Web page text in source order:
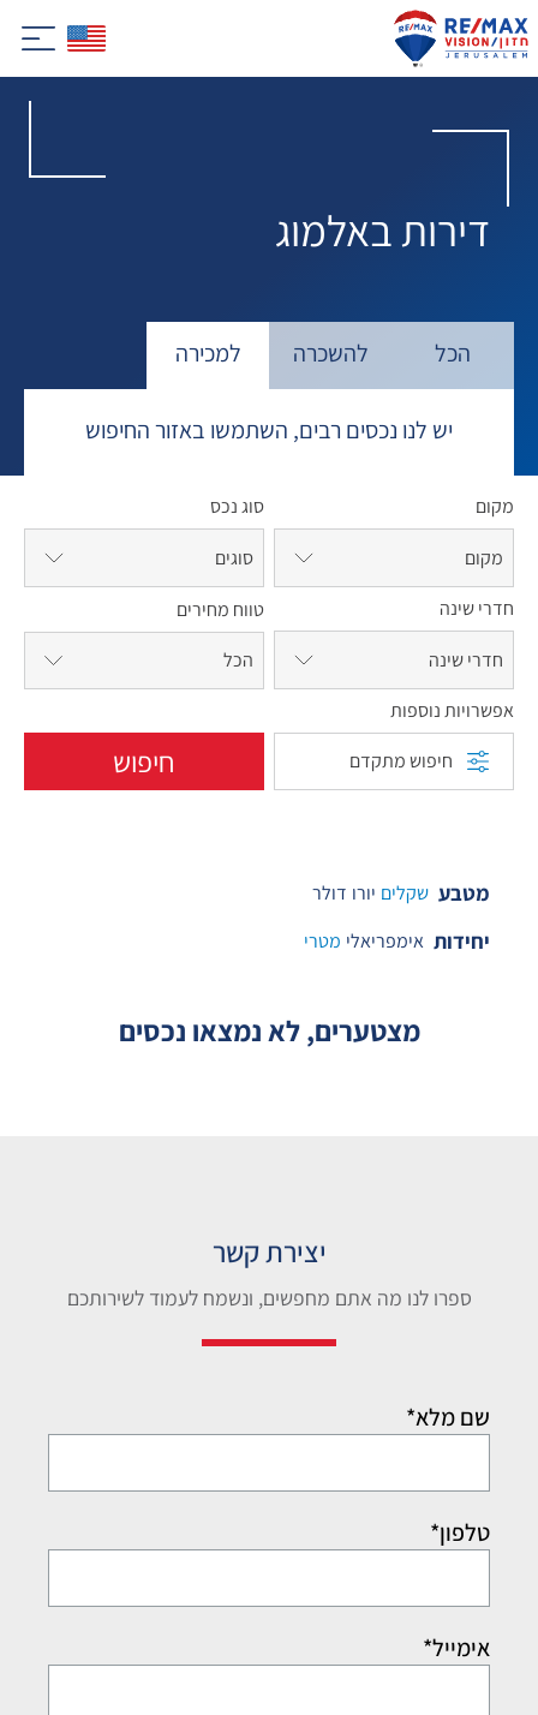
דירות באלמוג
הכל להשכרה למכירה
יש לנו נכסים רבים, השתמשו באזור החיפוש
מקום
מקום
סוג נכס
סוגים
חדרי שינה
חדרי שינה
טווח מחירים
אפשרויות נוספות
חיפוש מתקדם
חיפוש
מטבע שקלים יורו דולר
יחידות אימפריאלי מטרי
מצטערים, לא נמצאו נכסים
יצירת קשר
ספרו לנו מה אתם מחפשים, ונשמח לעמוד לשירותכם
שם מלא*
טלפון*
אימייל*